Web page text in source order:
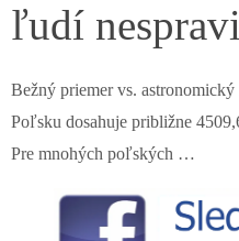
ľudí
Bežný priemer vs.
Poľsku dosahuje približne
Pre mnohých poľských …